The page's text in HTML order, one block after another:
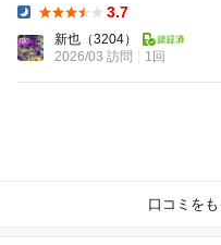
3.7
新也 （3204）
2026/03 訪問
1回
口コミをも